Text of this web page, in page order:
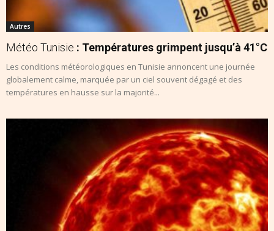
Autres
Météo Tunisie : Températures grimpent jusqu’à 41°C
Les conditions météorologiques en Tunisie annoncent une journée
globalement calme, marquée par un ciel souvent dégagé et des
températures en hausse sur la majorité...